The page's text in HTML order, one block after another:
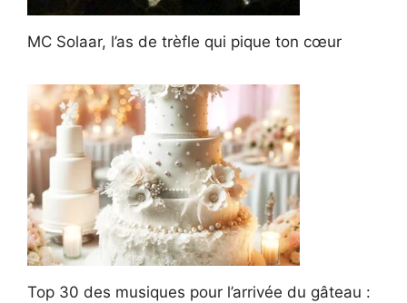
MC Solaar, l’as de trèfle qui pique ton cœur
Top 30 des musiques pour l’arrivée du gâteau :